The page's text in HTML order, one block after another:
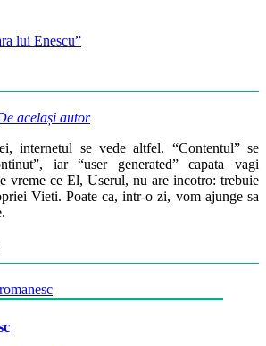
lui Enescu”
același autor
internetul se vede altfel. “Contentul” se
iar “user generated” capata vagi
vreme ce El, Userul, nu are incotro: trebuie
Vieti. Poate ca, intr-o zi, vom ajunge sa